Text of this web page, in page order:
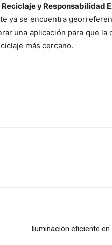
y Responsabilidad
ya se encuentra
una aplicación para que la
más cercano.
Iluminación eficiente